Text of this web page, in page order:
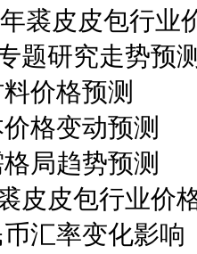
皮皮包行业
研究走势预
格预测
变动预测
趋势预测
包行业价格
率变化影响